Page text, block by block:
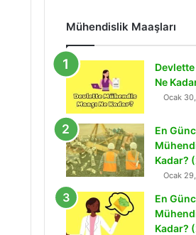
Mühendislik Maaşları
Ne
Ocak
En
Kadar?
Ocak
En
Kadar?